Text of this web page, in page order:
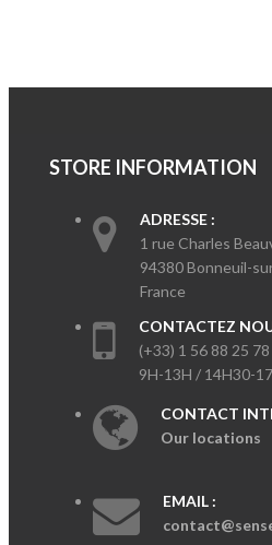
STORE INFORMATION
ADRESSE :
1 rue Charles
94380 Bonneuil-
France
CONTACTEZ
(+33) 1 56 88 25 78
9H-13H / 14H30-
CONTACT
Our locations
EMAIL :